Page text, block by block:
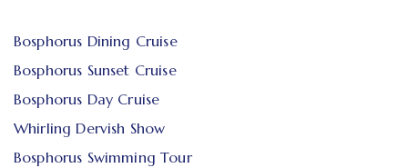
Bosphorus Dining Cruise
Bosphorus Sunset Cruise
Bosphorus Day Cruise
Whirling Dervish Show
Bosphorus Swimming Tour